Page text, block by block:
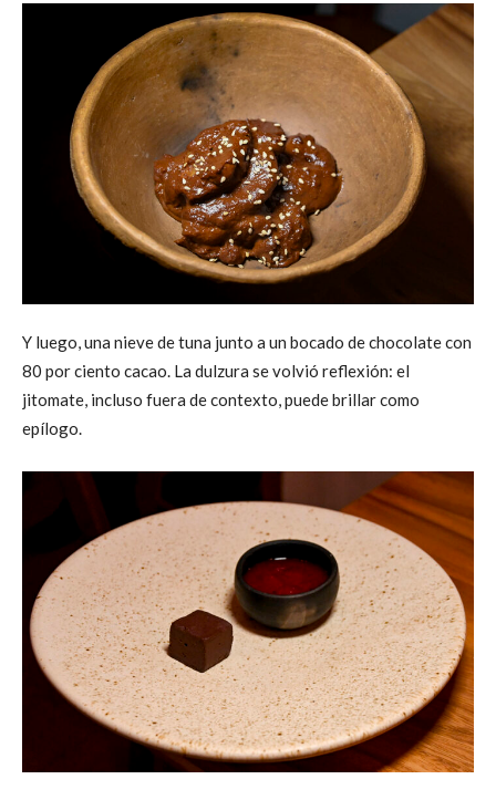
Y luego, una nieve de tuna junto a un bocado de chocolate con
80 por ciento cacao. La dulzura se volvió reflexión: el
jitomate, incluso fuera de contexto, puede brillar como
epílogo.